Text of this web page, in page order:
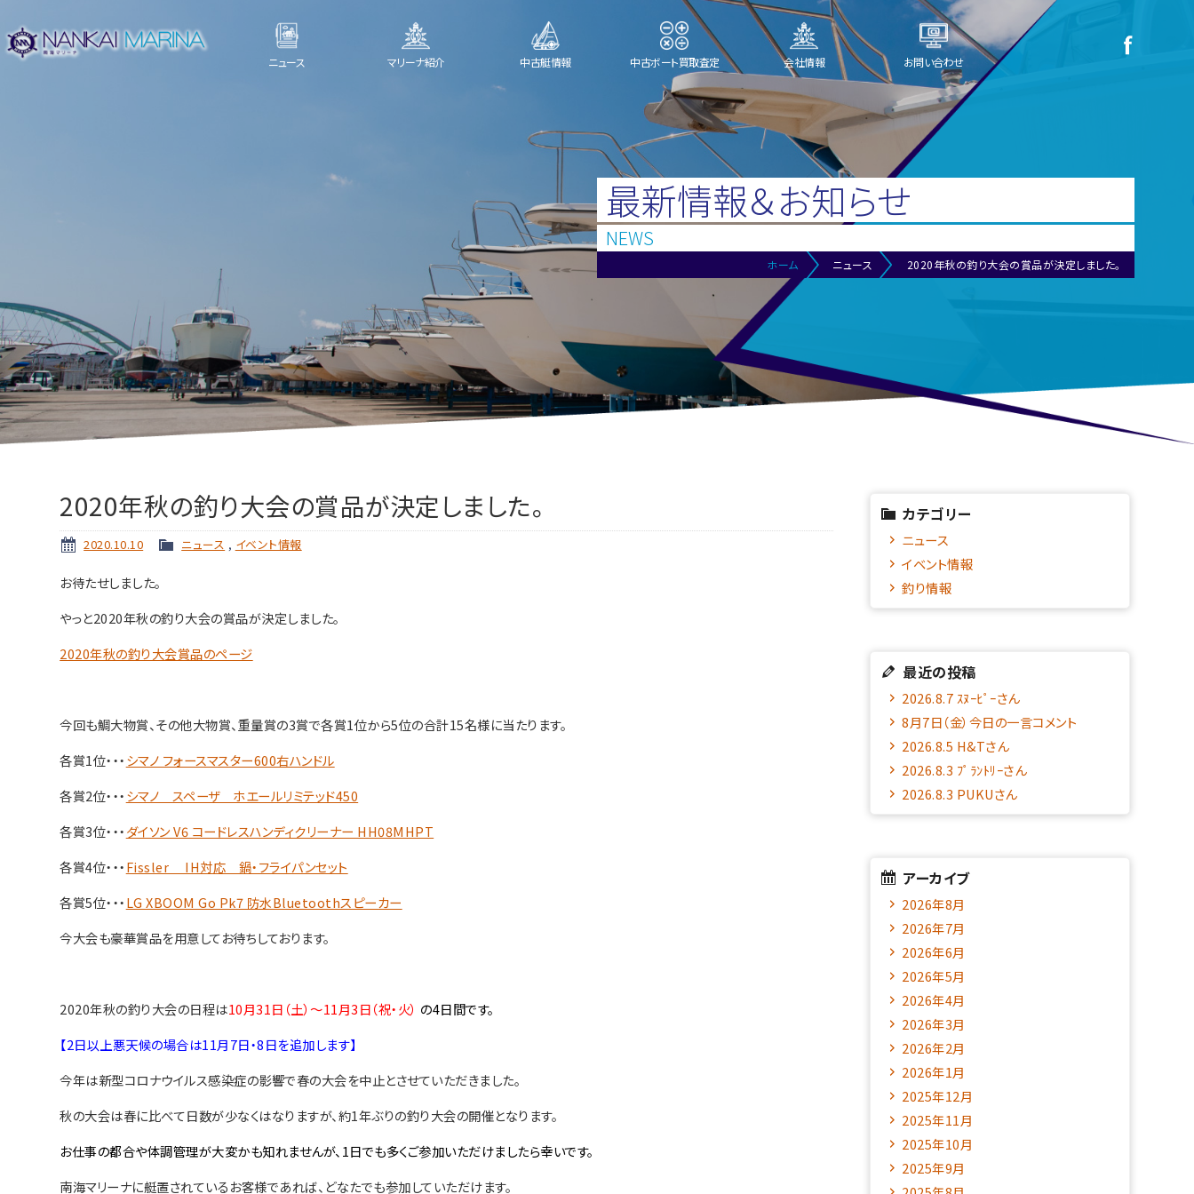
ニュース マリーナ紹介 中古艇情報 中古ボート買取査定 会社情報 お問い合わせ
最新情報＆お知らせ
NEWS
ホーム ニュース 2020年秋の釣り大会の賞品が決定しました。
2020年秋の釣り大会の賞品が決定しました。
2020.10.10 ニュース , イベント情報
お待たせしました。
やっと2020年秋の釣り大会の賞品が決定しました。
2020年秋の釣り大会賞品のページ
今回も鯛大物賞、その他大物賞、重量賞の3賞で各賞1位から5位の合計15名様に当たります。
各賞1位・・・シマノ フォースマスター600右ハンドル
各賞2位・・・シマノ スペーザ ホエールリミテッド450
各賞3位・・・ダイソン V6 コードレスハンディクリーナー HH08MHPT
各賞4位・・・Fissler IH対応 鍋・フライパンセット
各賞5位・・・LG XBOOM Go Pk7 防水Bluetoothスピーカー
今大会も豪華賞品を用意してお待ちしております。
2020年秋の釣り大会の日程は10月31日（土）～11月3日（祝・火） の4日間です。
【2日以上悪天候の場合は11月7日・8日を追加します】
今年は新型コロナウイルス感染症の影響で春の大会を中止とさせていただきました。
秋の大会は春に比べて日数が少なくはなりますが、約1年ぶりの釣り大会の開催となります。
お仕事の都合や体調管理が大変かも知れませんが、1日でも多くご参加いただけましたら幸いです。
南海マリーナに艇置されているお客様であれば、どなたでも参加していただけます。
カテゴリー
ニュース
イベント情報
釣り情報
最近の投稿
2026.8.7 ｽﾇｰﾋﾟｰさん
8月7日（金）今日の一言コメント
2026.8.5 H&Tさん
2026.8.3 ﾌﾟﾗﾝﾄﾘｰさん
2026.8.3 PUKUさん
アーカイブ
2026年8月
2026年7月
2026年6月
2026年5月
2026年4月
2026年3月
2026年2月
2026年1月
2025年12月
2025年11月
2025年10月
2025年9月